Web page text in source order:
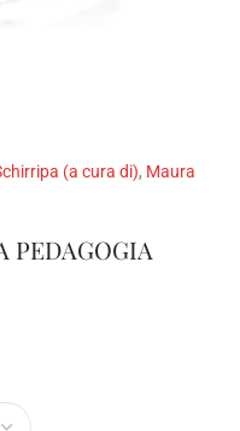
(a cura di), Maura
PEDAGOGIA